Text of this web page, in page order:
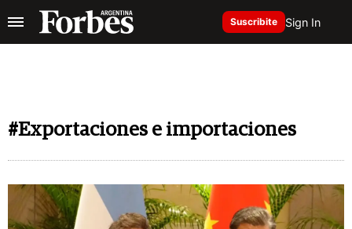
Suscribite Sign In
#Exportaciones e importaciones